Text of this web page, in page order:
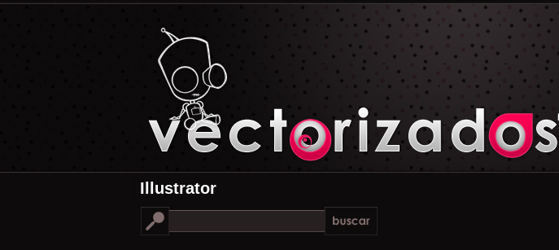
Illustrator